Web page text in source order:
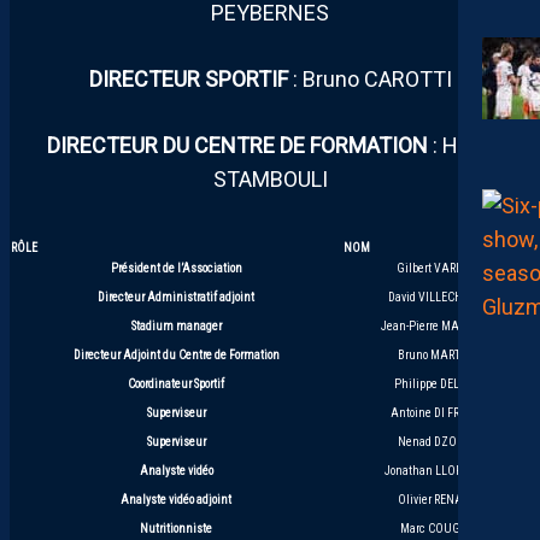
PEYBERNES
DIRECTEUR SPORTIF: Bruno CAROTTI
DIRECTEUR DU CENTRE DE FORMATION : Henri
STAMBOULI
RÔLE
NOM
Président de l’Association
Gilbert VARLOT
Directeur Administratif adjoint David VILLECHAISE
Stadium manager Jean-Pierre MASSINES
Directeur Adjoint du Centre de Formation Bruno MARTINI
Coordinateur Sportif Philippe DELAYE
Superviseur Antoine DI FRAYA
Superviseur Nenad DZODIC
Analyste vidéo Jonathan LLORENTE
Analyste vidéo adjoint Olivier RENARD
Nutritionniste Marc COUGET